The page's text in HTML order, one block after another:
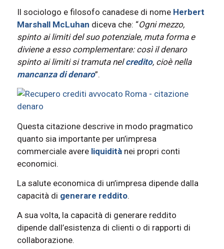
Il sociologo e filosofo canadese di nome Herbert
Marshall McLuhan diceva che: “Ogni mezzo,
spinto ai limiti del suo potenziale, muta forma e
diviene a esso complementare: così il denaro
spinto ai limiti si tramuta nelcredito, cioè nella
mancanza di denaro”.
Questa citazione descrive in modo pragmatico
quanto sia importante per un’impresa
commerciale avere liquiditànei propri conti
economici.
La salute economica di un’impresa dipende dalla
capacità di generare reddito.
A sua volta, la capacità di generare reddito
dipende dall’esistenza di clienti o di rapporti di
collaborazione.